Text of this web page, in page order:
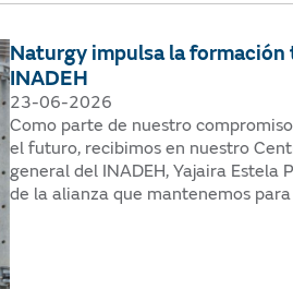
Naturgy impulsa la
INADEH
23-06-2026
Como parte de nuestro
el futuro, recibimos en nuestro
general del INADEH, Yajaira
de la alianza que mantenemos